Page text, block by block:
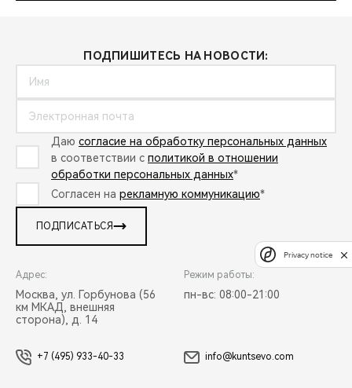
ПОДПИШИТЕСЬ НА НОВОСТИ:
Даю согласие на обработку персональных данных
в соответствии с политикой в отношении
обработки персональных данных*
Согласен на рекламную коммуникацию*
ПОДПИСАТЬСЯ
Адрес:
Москва, ул. Горбунова (56
км МКАД, внешняя
сторона), д. 14
Режим работы:
пн-вс: 08:00-21:00
+7 (495) 933-40-33 info@kuntsevo.com
Privacy notice